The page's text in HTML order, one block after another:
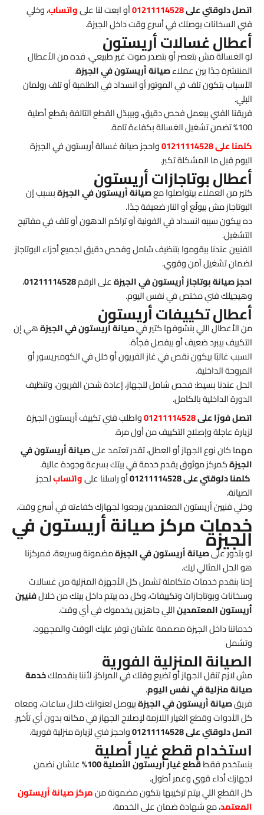
اتصل دلوقتي على01211114528أو ابعت لنا علىواتساب، وخلي
فني السخانات يوصلك في أسرع وقت داخل الجيزة.
أعطال غسالات أريستون
لو الغسالة مش بتعصر أو بتصدر صوت غير طبيعي، فده من الأعطال
المنتشرة جدًا بين عملاءصيانة أريستون في الجيزة.
الأسباب بتكون تلف في الموتور أو انسداد في الطلمبة أو تلف رولمان
البلي.
فريقنا الفني بيعمل فحص دقيق، وبيبدّل القطع التالفة بقطع أصلية
100% تضمن تشغيل الغسالة بكفاءة تامة.
كلمنا على 01211114528
واحجز صيانة غسالة أريستون في الجيزة
اليوم قبل ما المشكلة تكبر.
أعطال بوتاجازات أريستون
كتير من العملاء بيتواصلوا معصيانة أريستون في الجيزةبسبب إن
البوتاجاز مش بيولّع أو النار ضعيفة جدًا.
ده بيكون سببه انسداد في الفونية أو تراكم الدهون أو تلف في مفاتيح
التشغيل.
الفنيين عندنا بيقوموا بتنظيف شامل وفحص دقيق لجميع أجزاء البوتاجاز
لضمان تشغيل آمن وقوي.
احجز صيانة بوتاجاز أريستون في الجيزةعلى الرقم01211114528،
وهيجيلك فني مختص في نفس اليوم.
أعطال تكييفات أريستون
من الأعطال اللي بنشوفها كتير فيصيانة أريستون في الجيزةهي إن
التكييف بيبرد ضعيف أو بيفصل فجأة.
السبب غالبًا بيكون نقص في غاز الفريون أو خلل في الكومبريسور أو
المروحة الداخلية.
الحل عندنا بسيط: فحص شامل للجهاز، إعادة شحن الفريون، وتنظيف
الدورة الداخلية بالكامل.
اتصل فورًا على
واطلب فني تكييف أريستون الجيزة
لزيارة عاجلة وإصلاح التكييف من أول مرة.
مهما كان نوع الجهاز أو العطل، تقدر تعتمد علىصيانة أريستون في
الجيزةكمركز موثوق يقدم خدمة في بيتك بسرعة وجودة عالية.
كلمنا دلوقتي على 01211114528
أو راسلنا علىواتسابلحجز
الصيانة،
وخلي فنيين أريستون المعتمدين يرجعوا لجهازك كفاءته في أسرع وقت.
خدمات مركز صيانة أريستون في
الجيزة
لو بتدور علىصيانة أريستون في الجيزةمضمونة وسريعة، فمركزنا
هو الحل المثالي ليك.
إحنا بنقدم خدمات متكاملة تشمل كل الأجهزة المنزلية من غسالات
وسخانات وبوتاجازات وتكييفات، وكل ده بيتم داخل بيتك من خلالفنيين
أريستون المعتمديناللي جاهزين يخدموك في أي وقت.
خدماتنا داخل الجيزة مصممة علشان توفر عليك الوقت والمجهود،
وتشمل
الصيانة المنزلية الفورية
مش لازم تنقل الجهاز أو تضيع وقتك في المراكز، لأننا بنقدملكخدمة
صيانة منزلية في نفس اليوم.
فريقصيانة أريستون في الجيزةبيوصل لعنوانك خلال ساعات، ومعاه
كل الأدوات وقطع الغيار اللازمة لإصلاح الجهاز في مكانه بدون أي تأخير.
اتصل دلوقتي على 01211114528
واحجز فني لزيارة منزلية فورية.
استخدام قطع غيار أصلية
بنستخدم فقطقطع غيار أريستون الأصلية 100%
علشان نضمن
لجهازك أداء قوي وعمر أطول.
كل القطع اللي بيتم تركيبها بتكون مضمونة منمركز صيانة أريستون
المعتمد، مع شهادة ضمان على الخدمة.